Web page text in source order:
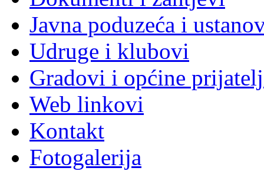
Javna poduzeća i
Udruge i klubovi
Gradovi i općine
Web linkovi
Kontakt
Fotogalerija